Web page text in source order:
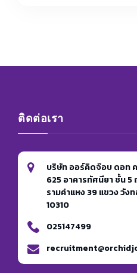
ติดต่อเรา
บริษัท ออร์คิดจ๊อบ ดอท
625 อาคารทัศนียา ชั้น
รามคำแหง 39 แขวง วัง
10310
025147499